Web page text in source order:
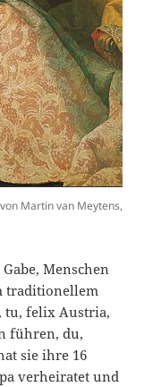
Martin van Meytens,
Menschen
traditionellem
tu, felix Austria,
führen, du,
sie ihre 16
verheiratet und